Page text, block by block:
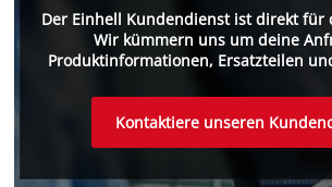
Der Einhell Kundendienst ist direkt für
Wir kümmern uns um deine
Produktinformationen, Ersatzteilen
Kontaktiere unseren